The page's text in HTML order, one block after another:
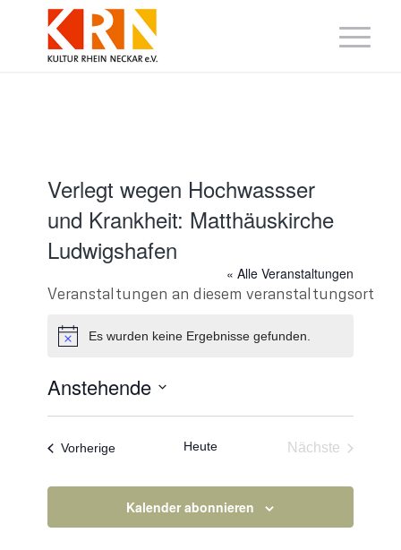
Verlegt wegen Hochwassser
und Krankheit: Matthäuskirche
Ludwigshafen
« Alle Veranstaltungen
Veranstaltungen an diesem veranstaltungsort
HinweisEs wurden keine Ergebnisse gefunden.
Anstehende
VorherigeVeranstaltungen
Heute
Nächste
Kalender abonnieren